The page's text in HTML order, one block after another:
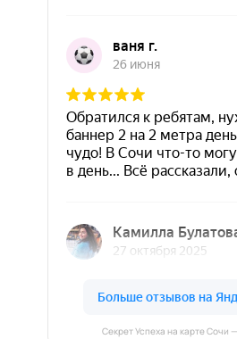
Секрет Успеха на карте Сочи